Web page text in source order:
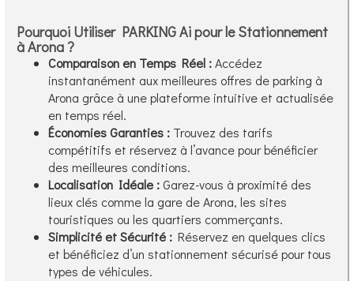
Pourquoi Utiliser PARKING Ai pour le Stationnement
à Arona ?
Comparaison en Temps Réel :Accédez
instantanément aux meilleures offres de parking à
Arona grâce à une plateforme intuitive et actualisée
en temps réel.
Économies Garanties : Trouvez des tarifs
compétitifs et réservez à l’avance pour bénéficier
des meilleures conditions.
Localisation Idéale :Garez-vous à proximité des
lieux clés comme la gare de Arona, les sites
touristiques ou les quartiers commerçants.
Simplicité et Sécurité : Réservez en quelques clics
et bénéficiez d’un stationnement sécurisé pour tous
types de véhicules.